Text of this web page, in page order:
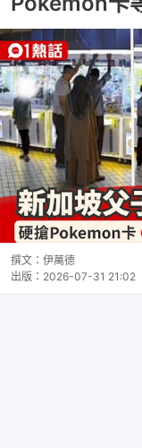
撰文： 伊萬德
出版： 2026-07-31 21:02